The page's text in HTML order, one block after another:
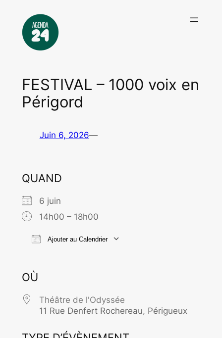
contenu
FESTIVAL – 1000 voix en
Périgord
Juin 6, 2026—
QUAND
6 juin
14h00 – 18h00
Ajouter au Calendrier
OÙ
Théâtre de l'Odyssée
11 Rue Denfert Rochereau, Périgueux